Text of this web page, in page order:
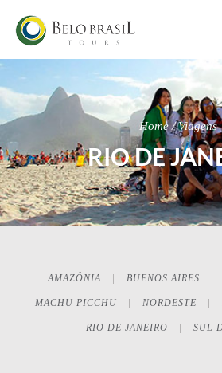
Home / Viagens
RIO DE
AMAZÔNIA BUENOS AIRES
MACHU PICCHU NORDESTE
RIO DE JANEIRO SUL